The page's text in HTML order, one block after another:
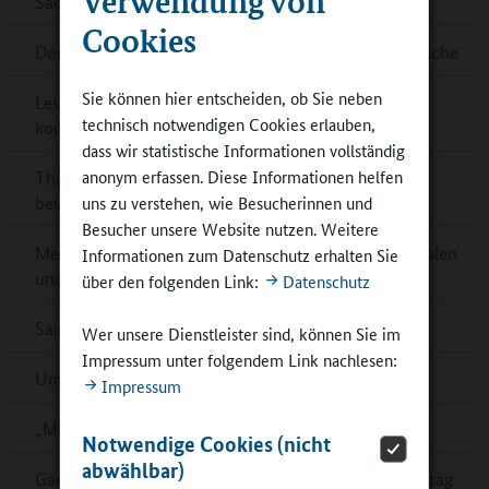
Cookies
Sie können hier entscheiden, ob Sie neben
technisch notwendigen Cookies erlauben,
dass wir statistische Informationen vollständig
anonym erfassen. Diese Informationen helfen
uns zu verstehen, wie Besucherinnen und
Besucher unsere Website nutzen. Weitere
Informationen zum Datenschutz erhalten Sie
über den folgenden Link:
Datenschutz
Wer unsere Dienstleister sind, können Sie im
Impressum unter folgendem Link nachlesen:
Impressum
Notwendige Cookies (nicht
abwählbar)
Deutsche Sportjugend: Online-Umfrage für Jugendliche
Lesetipp: Raum- und Flächengestaltung im
kooperativen Ganztag
Thüringen: Preis für Schulbibliotheken – jetzt noch
bewerben!
Mecklenburg-Vorpommern: Kontaktbörsen für Schulen
und Partner
Saarländischer Ernährungspreis – jetzt bewerben!
Umfrage zur Schulverpflegung in Cottbus
„Mein Bildungsraum“ in Ganztagsschulen
Ganztagsschulverband: Demokratiebildung im Ganztag